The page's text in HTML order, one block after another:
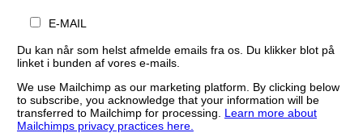
E-MAIL
Du kan når som helst afmelde emails fra os. Du klikker blot på
linket i bunden af vores e-mails.
We use Mailchimp as our marketing platform. By clicking below
to subscribe, you acknowledge that your information will be
transferred to Mailchimp for processing. Learn more about
Mailchimps privacy practices here.